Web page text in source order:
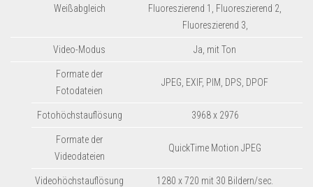
Weißabgleich
Fluoreszierend 1, Fluoreszierend 2,
Fluoreszierend 3,
Video-Modus Ja, mit Ton
Formate der
Fotodateien
JPEG, EXIF, PIM, DPS, DPOF
Fotohöchstauflösung 3968 x 2976
Formate der
Videodateien
QuickTime Motion JPEG
Videohöchstauflösung 1280 x 720 mit 30 Bildern/sec.